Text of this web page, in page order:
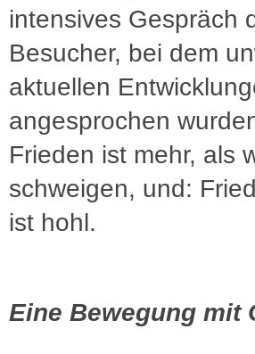
intensives Gespräch
Besucher, bei dem
aktuellen
angesprochen
Frieden ist mehr, als
schweigen, und:
ist hohl.
Eine Bewegung mit